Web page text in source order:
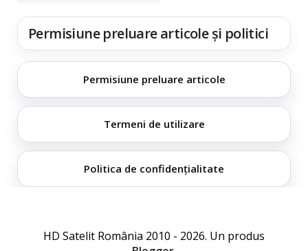
Permisiune preluare articole și politici
Permisiune preluare articole
Termeni de utilizare
Politica de confidențialitate
HD Satelit România 2010 - 2026. Un produs